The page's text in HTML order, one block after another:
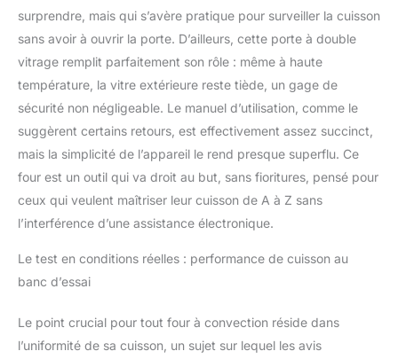
surprendre, mais qui s’avère pratique pour surveiller la cuisson
sans avoir à ouvrir la porte. D’ailleurs, cette porte à double
vitrage remplit parfaitement son rôle : même à haute
température, la vitre extérieure reste tiède, un gage de
sécurité non négligeable. Le manuel d’utilisation, comme le
suggèrent certains retours, est effectivement assez succinct,
mais la simplicité de l’appareil le rend presque superflu. Ce
four est un outil qui va droit au but, sans fioritures, pensé pour
ceux qui veulent maîtriser leur cuisson de A à Z sans
l’interférence d’une assistance électronique.
Le test en conditions réelles : performance de cuisson au
banc d’essai
Le point crucial pour tout four à convection réside dans
l’uniformité de sa cuisson, un sujet sur lequel les avis